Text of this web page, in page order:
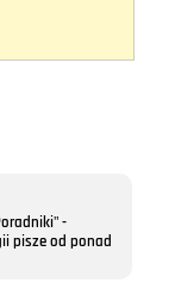
-
pisze od ponad